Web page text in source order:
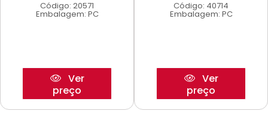
Código: 20571
Embalagem: PC
Ver
preço
Código: 40714
Embalagem: PC
Ver
preço